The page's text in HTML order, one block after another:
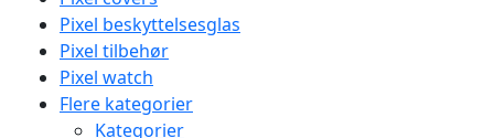
Pixel beskyttelsesglas
Pixel tilbehør
Pixel watch
Flere kategorier
Kategorier